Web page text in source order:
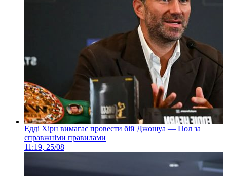
Едді Хірн вимагає провести бій Джошуа — Пол за
справжніми правилами
11:19, 25/08